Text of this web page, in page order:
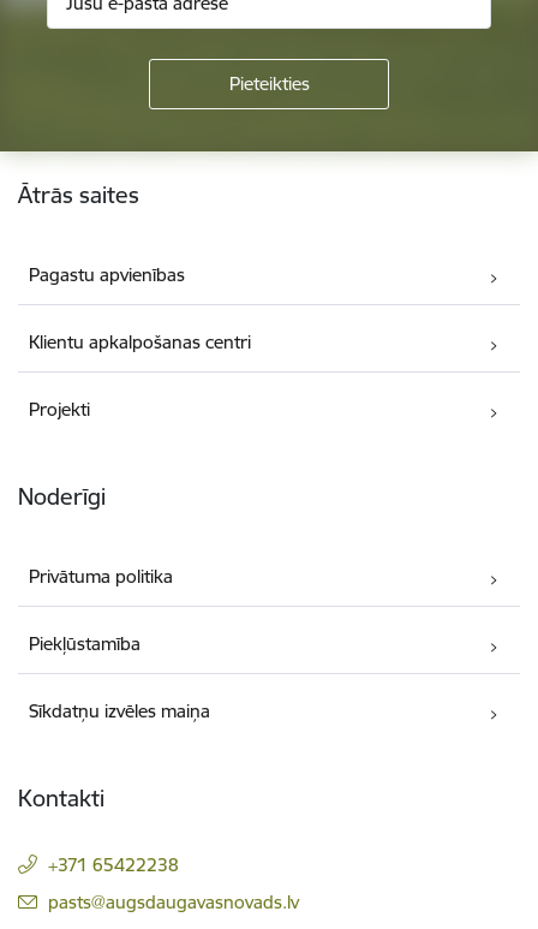
Kājene
Ātrās saites
Pagastu apvienības
Klientu apkalpošanas centri
Projekti
Noderīgi
Privātuma politika
Piekļūstamība
Sīkdatņu izvēles maiņa
Kontakti
+371 65422238
E-pasts:
pasts@augsdaugavasnovads.lv